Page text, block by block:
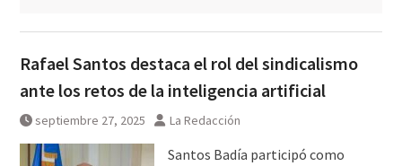
Rafael Santos destaca el rol del sindicalismo
ante los retos de la inteligencia artificial
septiembre 27, 2025 La Redacción
Santos Badía participó como